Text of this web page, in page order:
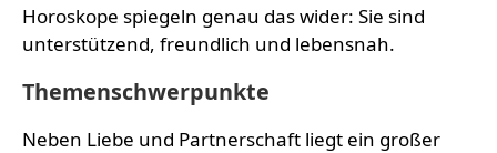
Horoskope spiegeln genau das wider: Sie sind
unterstützend, freundlich und lebensnah.
Themenschwerpunkte
Neben Liebe und Partnerschaft liegt ein großer